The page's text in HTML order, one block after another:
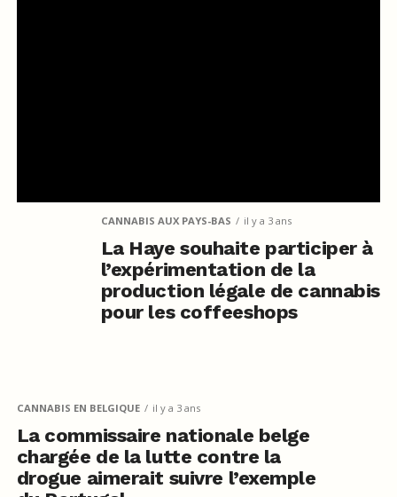
CANNABIS AUX PAYS-BAS il y a 3 ans
La Haye souhaite participer à
l’expérimentation de la
production légale de cannabis
pour les coffeeshops
CANNABIS EN BELGIQUE il y a 3 ans
La commissaire nationale belge
chargée de la lutte contre la
drogue aimerait suivre l’exemple